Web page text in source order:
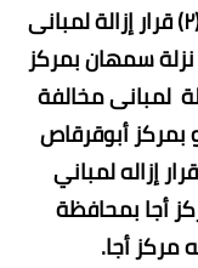
بمحافظة كفر الشيخ ، وتم إزالة عدد (٢) قرار إزالة لمبانى
بناحية نزلة سمهان بمركز
(٨) قرارات إزالة لمبانى مخالفة
بمركز أبوقرقاص
المنيا ، وتنفيذ عدد (١٢) قرار إزاله لمباني
مربع بمركز أجا بمحافظة
مركز أجا.